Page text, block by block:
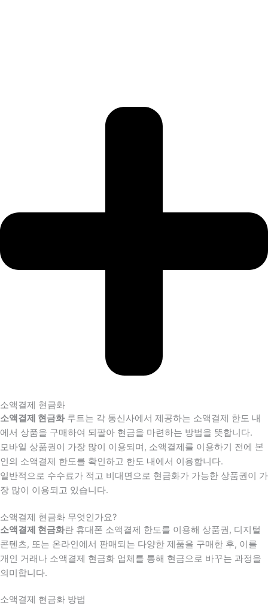
소액결제 현금화
소액결제 현금화루트는 각 통신사에서 제공하는 소액결제 한도 내
에서 상품을 구매하여 되팔아 현금을 마련하는 방법을 뜻합니다.
모바일 상품권이 가장 많이 이용되며, 소액결제를 이용하기 전에 본
인의 소액결제 한도를 확인하고 한도 내에서 이용합니다.
일반적으로 수수료가 적고 비대면으로 현금화가 가능한 상품권이 가
장 많이 이용되고 있습니다.
소액결제 현금화 무엇인가요?
소액결제 현금화란 휴대폰 소액결제 한도를 이용해 상품권, 디지털
콘텐츠, 또는 온라인에서 판매되는 다양한 제품을 구매한 후, 이를
개인 거래나 소액결제 현금화 업체를 통해 현금으로 바꾸는 과정을
의미합니다.
소액결제 현금화 방법